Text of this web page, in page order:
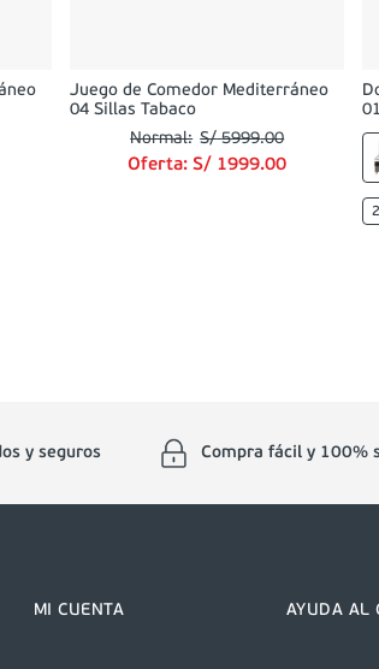
Juego de Comedor Mediterráneo
04 Sillas Tabaco
S/ 5999.00
Oferta:S/ 1999.00
y seguros Compra fácil y 100%
MI CUENTA AYUDA AL